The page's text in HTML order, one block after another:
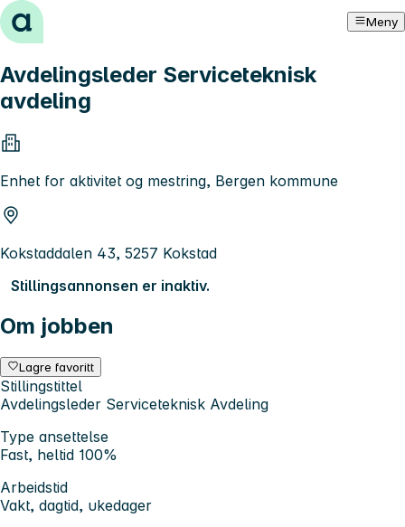
Hopp til innhold Meny
Avdelingsleder Serviceteknisk
avdeling
Enhet for aktivitet og mestring, Bergen kommune
Kokstaddalen 43, 5257 Kokstad
Stillingsannonsen er inaktiv.
Om jobben
Lagre favoritt
Stillingstittel
Avdelingsleder Serviceteknisk Avdeling
Type ansettelse
Fast, heltid 100%
Arbeidstid
Vakt, dagtid, ukedager